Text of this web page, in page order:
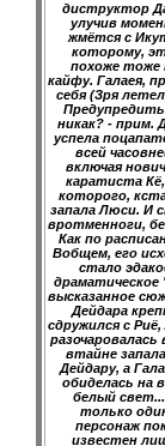
диструктор
улучив
жмётся с
которому,
похоже тоже
кайфу. Галаея,
себя (Зря
Предупредить
никак? - прим.
успела
всей
включая
каратиста
которого,
запала Люси. И
вротменноги,
Как по
Вобщем, его
стало
драматическое
высказанное
Дейдара
сдружился с
разочаровалась
втайне
Дейдару, а
обиделась на
белый
только
персонаж
известен